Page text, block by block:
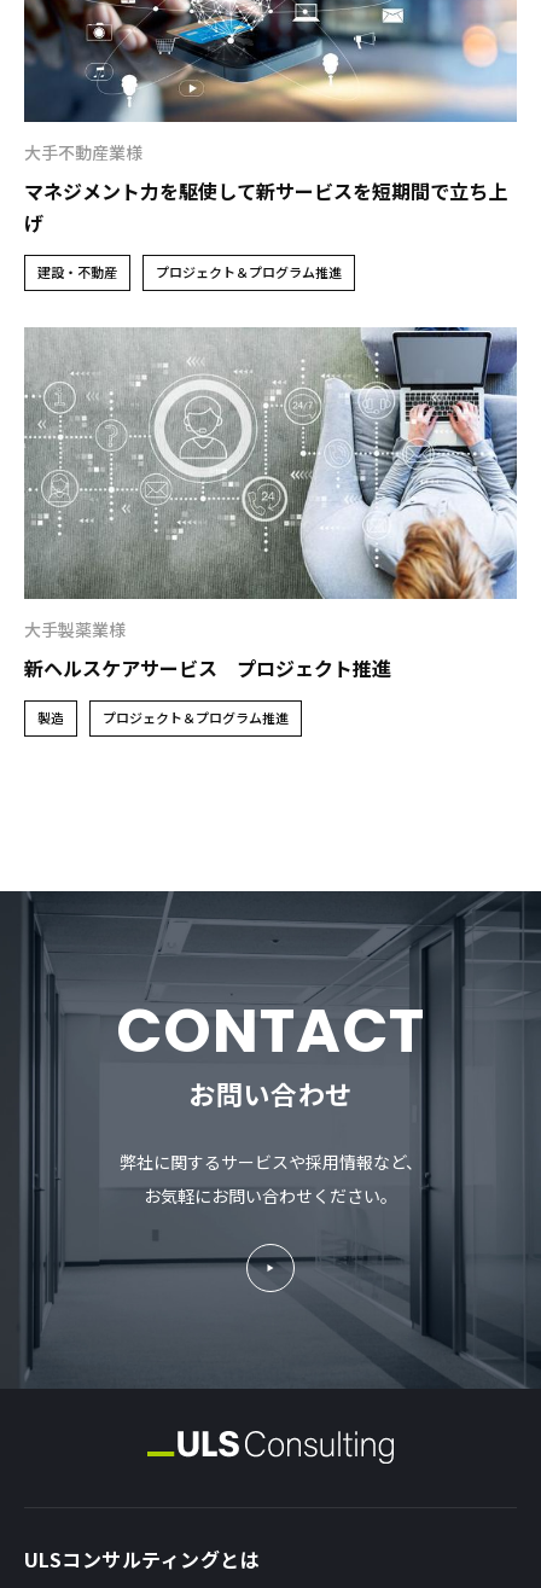
大手不動産業様
マネジメント力を駆使して新サービスを短期間で立ち上
げ
建設・不動産 プロジェクト＆プログラム推進
大手製薬業様
新ヘルスケアサービス プロジェクト推進
製造 プロジェクト＆プログラム推進
CONTACT
お問い合わせ
弊社に関するサービスや採用情報など、
お気軽にお問い合わせください。
ULSコンサルティングとは